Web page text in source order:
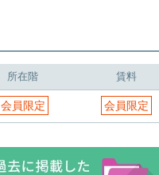
所在階 賃料
会員限定 会員限定